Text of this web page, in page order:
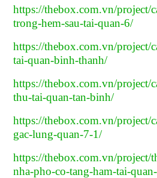
https://thebox.com.vn/project/
trong-hem-sau-tai-quan-6/
https://thebox.com.vn/project/
tai-quan-binh-thanh/
https://thebox.com.vn/project/
thu-tai-quan-tan-binh/
https://thebox.com.vn/project/
gac-lung-quan-7-1/
https://thebox.com.vn/project/
nha-pho-co-tang-ham-tai-